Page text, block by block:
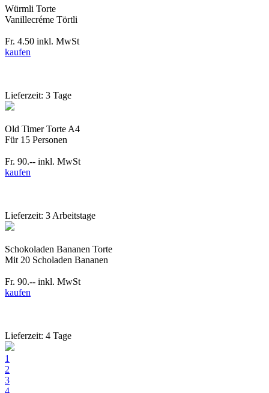
Würmli Torte
Vanillecréme Törtli
Fr. 4.50 inkl. MwSt
kaufen
Lieferzeit: 3 Tage
Old Timer Torte A4
Für 15 Personen
Fr. 90.-- inkl. MwSt
kaufen
Lieferzeit: 3 Arbeitstage
Schokoladen Bananen Torte
Mit 20 Scholaden Bananen
Fr. 90.-- inkl. MwSt
kaufen
Lieferzeit: 4 Tage
1
2
3
4